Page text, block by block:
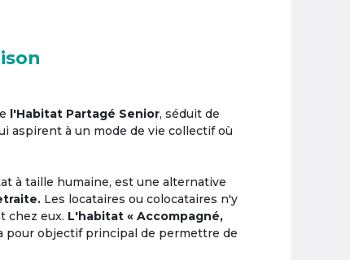
l'Habitat Partagé Senior, séduit de
aspirent à un mode de vie collectif où
à taille humaine, est une alternative
Les locataires ou colocataires n'y
chez eux. L'habitat « Accompagné,
pour objectif principal de permettre de